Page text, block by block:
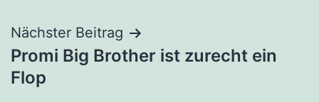
Nächster Beitrag
Promi Big Brother ist zurecht ein
Flop